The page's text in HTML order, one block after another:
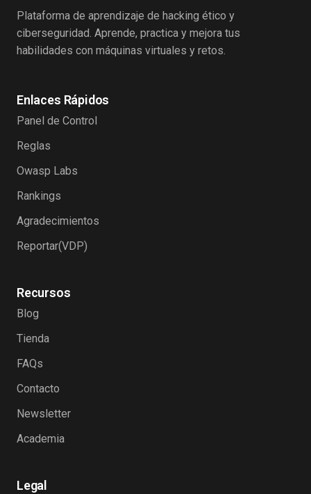
Plataforma de aprendizaje de hacking ético y
ciberseguridad. Aprende, practica y mejora tus
habilidades con máquinas virtuales y retos.
Enlaces Rápidos
Panel de Control
Reglas
Owasp Labs
Rankings
Agradecimientos
Reportar(VDP)
Recursos
Blog
Tienda
FAQs
Contacto
Newsletter
Academia
Legal